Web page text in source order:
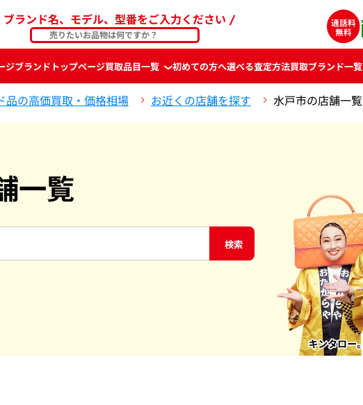
ブランド名、モデル、型番をご入力ください
ジブランド トップページ買取品目一覧 初めての方へ選べる査定方法買取ブランド一覧
品の高価買取・価格相場 お近くの店舗を探す 水戸市の店舗一覧
一覧
検索